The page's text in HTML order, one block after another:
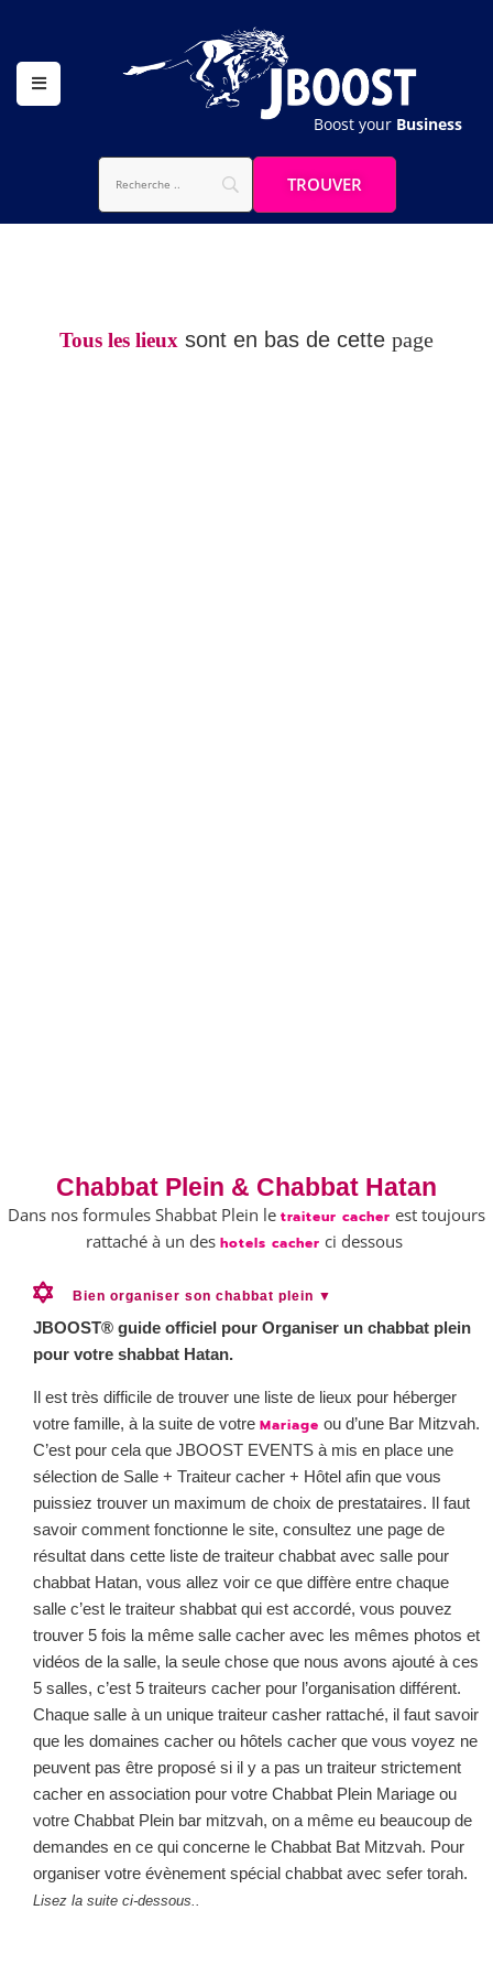
Boost yourBusiness
Tous les lieux sont en bas de cette page
Chabbat Plein & Chabbat Hatan
Dans nos formules Shabbat Plein le traiteur cacher est toujours
rattaché à un des hotels cacher ci dessous
Bien organiser son chabbat plein ▼
JBOOST® guide officiel pour Organiser un chabbat plein
pour votre shabbat Hatan.
Il est très difficile de trouver une liste de lieux pour héberger
votre famille, à la suite de votre Mariage ou d’une Bar Mitzvah.
C’est pour cela que JBOOST EVENTS à mis en place une
sélection de Salle + Traiteur cacher + Hôtel afin que vous
puissiez trouver un maximum de choix de prestataires. Il faut
savoir comment fonctionne le site, consultez une page de
résultat dans cette liste de traiteur chabbat avec salle pour
chabbat Hatan, vous allez voir ce que diffère entre chaque
salle c’est le traiteur shabbat qui est accordé, vous pouvez
trouver 5 fois la même salle cacher avec les mêmes photos et
vidéos de la salle, la seule chose que nous avons ajouté à ces
5 salles, c’est 5 traiteurs cacher pour l’organisation différent.
Chaque salle à un unique traiteur casher rattaché, il faut savoir
que les domaines cacher ou hôtels cacher que vous voyez ne
peuvent pas être proposé si il y a pas un traiteur strictement
cacher en association pour votre Chabbat Plein Mariage ou
votre Chabbat Plein bar mitzvah, on a même eu beaucoup de
demandes en ce qui concerne le Chabbat Bat Mitzvah. Pour
organiser votre évènement spécial chabbat avec sefer torah.
Lisez la suite ci-dessous..